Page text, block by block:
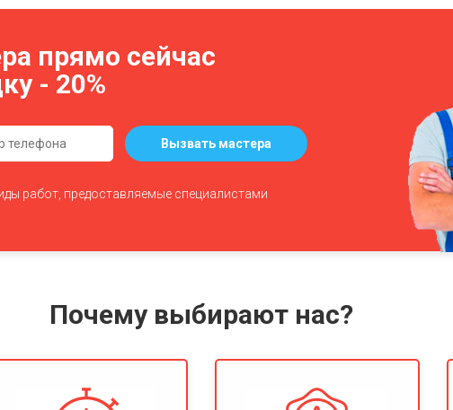
прямо сейчас
- 20%
Вызвать мастера
работ, предоставляемые специалистами
Почему выбирают нас?